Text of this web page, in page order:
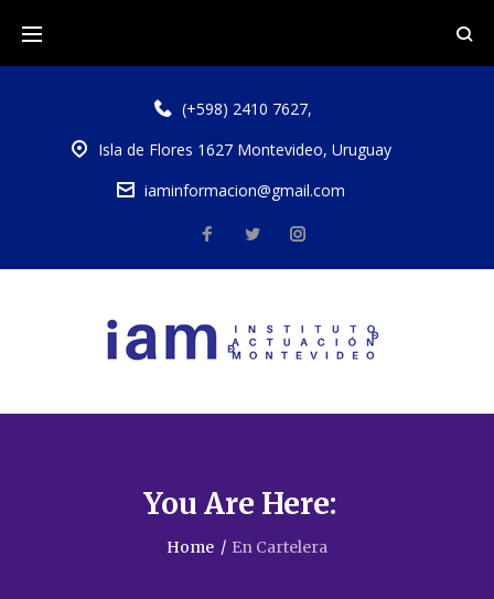
(+598) 2410 7627,
Isla de Flores 1627 Montevideo, Uruguay
iaminformacion@gmail.com
You Are Here:
Home / En Cartelera